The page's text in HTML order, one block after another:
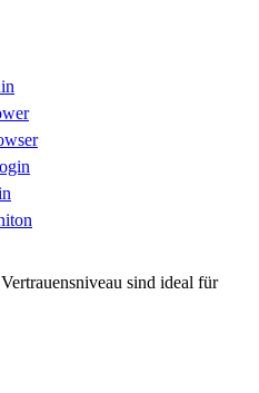
sind ideal für